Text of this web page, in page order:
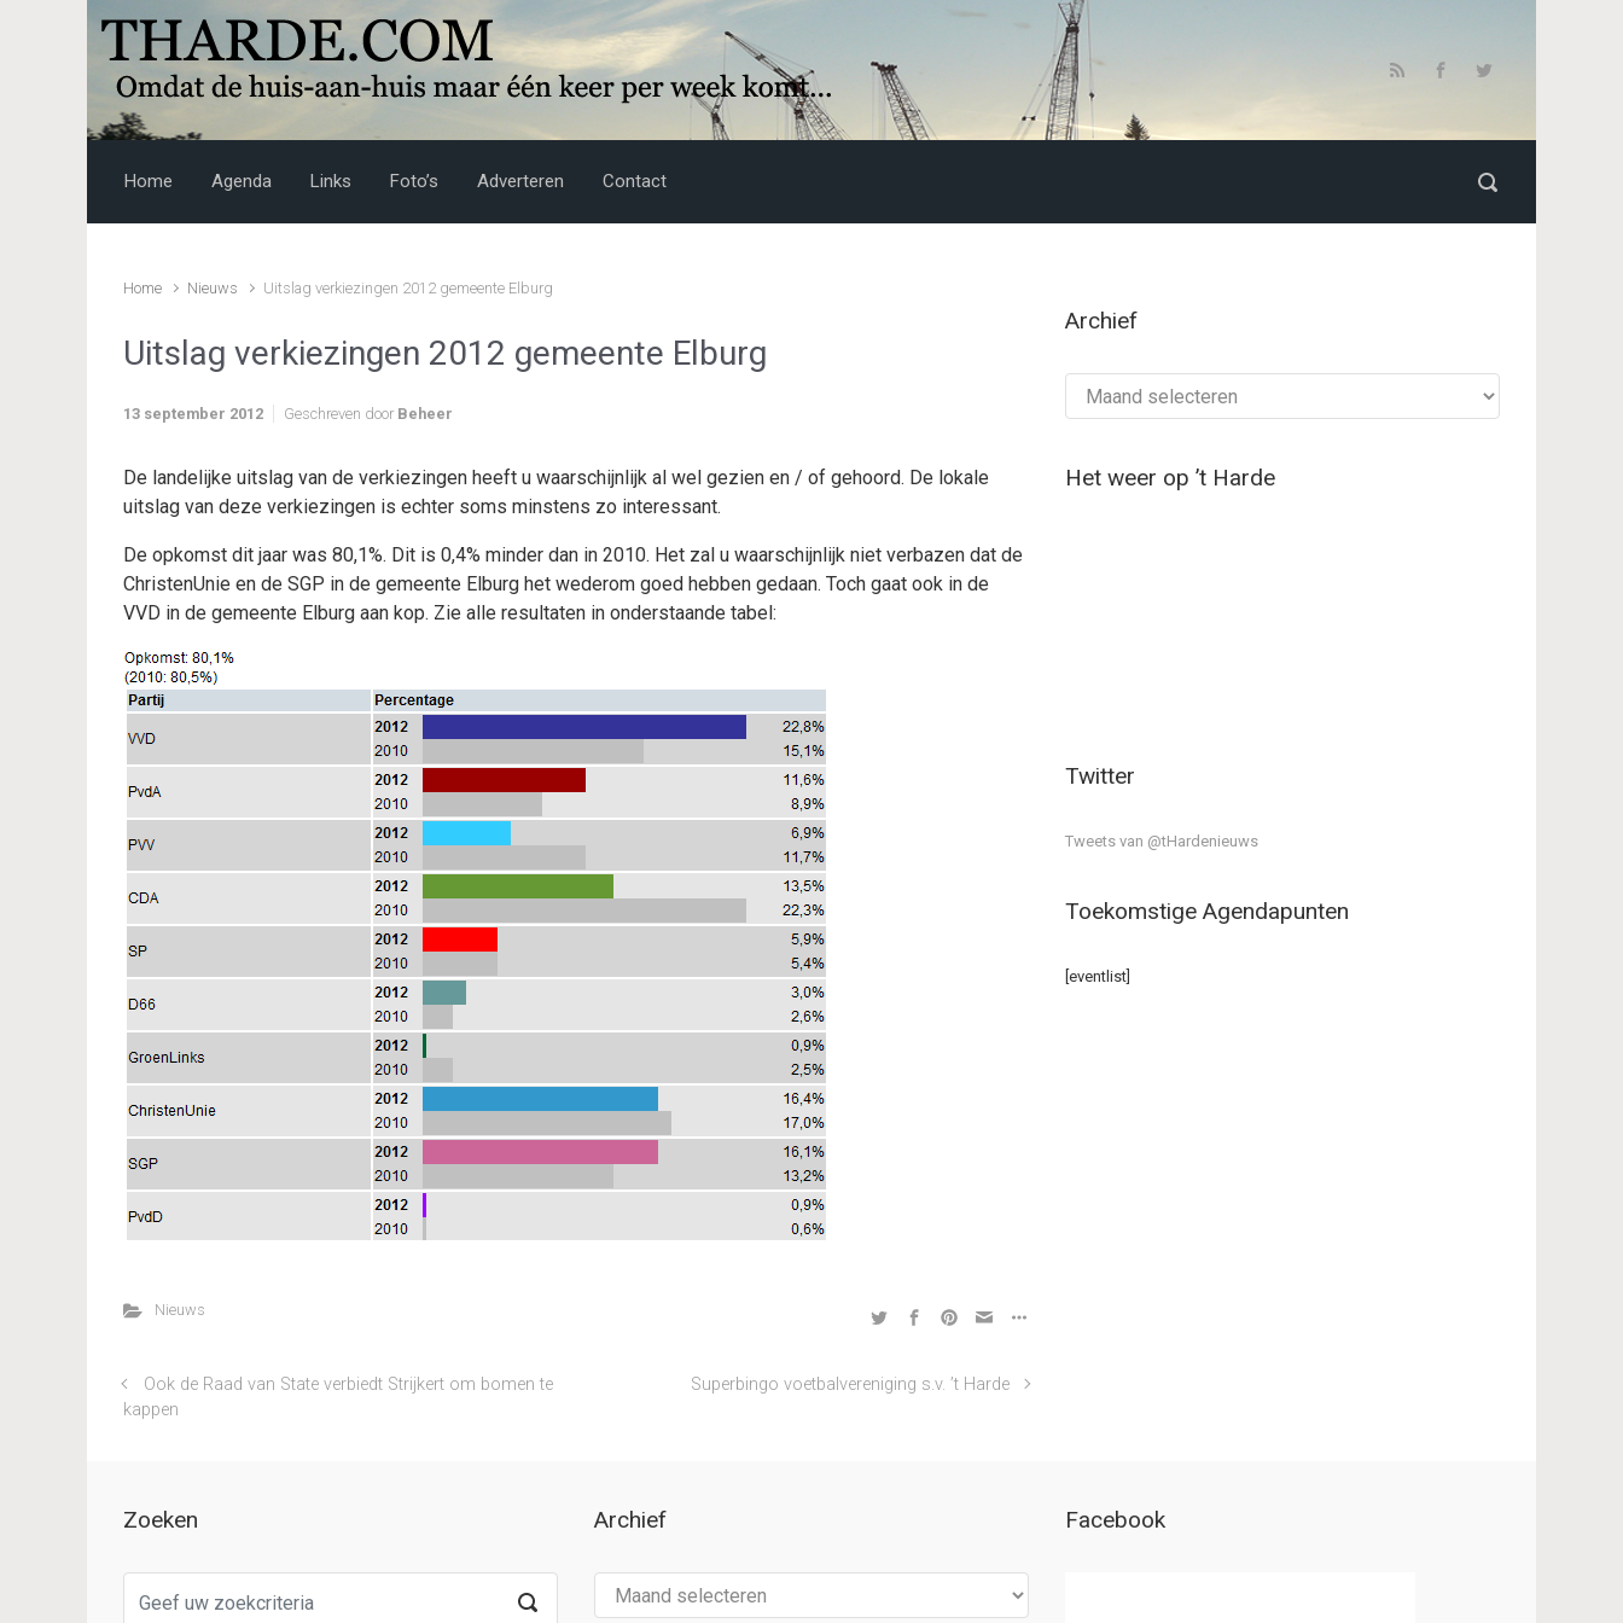
Skip to main content
Home Agenda Links Foto’s Adverteren Contact
Home Nieuws Uitslag verkiezingen 2012 gemeente Elburg
Uitslag verkiezingen 2012 gemeente Elburg
13 september 2012 Geschreven door Beheer
De landelijke uitslag van de verkiezingen heeft u waarschijnlijk al wel gezien en / of gehoord. De lokale
uitslag van deze verkiezingen is echter soms minstens zo interessant.
De opkomst dit jaar was 80,1%. Dit is 0,4% minder dan in 2010. Het zal u waarschijnlijk niet verbazen dat de
ChristenUnie en de SGP in de gemeente Elburg het wederom goed hebben gedaan. Toch gaat ook in de
VVD in de gemeente Elburg aan kop. Zie alle resultaten in onderstaande tabel:
Nieuws
Ook de Raad van State verbiedt Strijkert om bomen te
kappen
Superbingo voetbalvereniging s.v. ’t Harde
Archief
Het weer op ’t Harde
Twitter
Tweets van @tHardenieuws
Toekomstige Agendapunten
[eventlist]
Zoeken Archief Facebook